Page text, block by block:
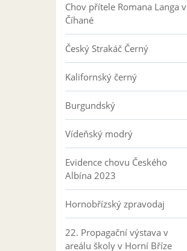
Chov přítele Romana Langa v
Číhané
Český Strakáč Černý
Kalifornský černý
Burgundský
Vídeňský modrý
Evidence chovu Českého
Albína 2023
Hornobřízský zpravodaj
22. Propagační výstava v
areálu školy v Horní Bříze